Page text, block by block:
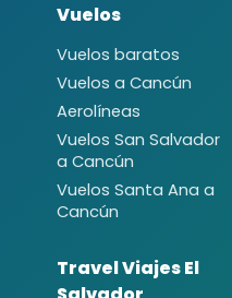
Vuelos
Vuelos baratos
Vuelos a Cancún
Aerolíneas
Vuelos San Salvador
a Cancún
Vuelos Santa Ana a
Cancún
Travel Viajes El